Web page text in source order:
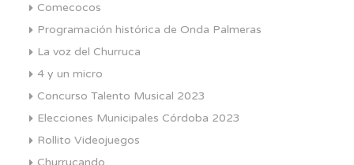
Comecocos
Programación histórica de Onda Palmeras
La voz del Churruca
4 y un micro
Concurso Talento Musical 2023
Elecciones Municipales Córdoba 2023
Rollito Videojuegos
Churrucando